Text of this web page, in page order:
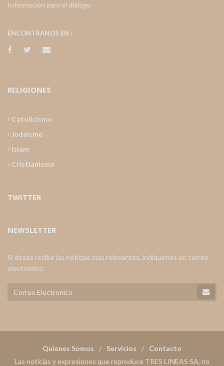
Información para el diálogo
ENCONTRANOS EN :
RELIGIONES
Catolicismo
Judaismo
Islam
Cristianismo
TWITTER
NEWSLETTER
Si desea recibir las noticias mas relevantes, indiquenos un correo
electronico
Quienes Somos Servicios
Contacto
Las noticias y expresiones que reproduce TRES LINEAS SA, no